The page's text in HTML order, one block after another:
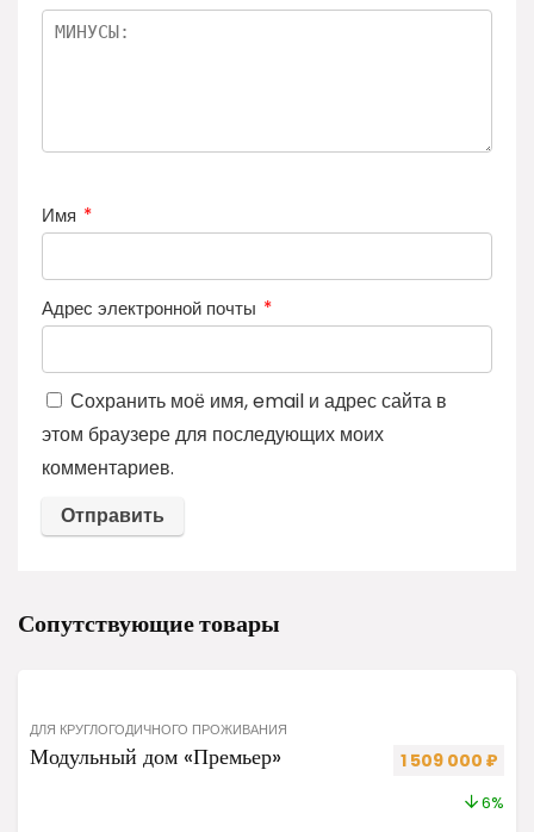
Имя *
Адрес электронной почты *
Сохранить моё имя, email и адрес сайта в
этом браузере для последующих моих
комментариев.
Сопутствующие товары
ДЛЯ КРУГЛОГОДИЧНОГО ПРОЖИВАНИЯ
Модульный дом «Премьер» 1 509 000 ₽
6%